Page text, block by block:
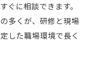
ぐに相談できます。
多くが、研修と現場
した職場環境で長く